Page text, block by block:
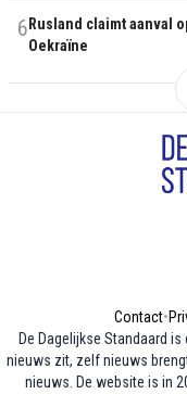
6 Rusland claimt aanval
Oekraïne
Contact•
De Dagelijkse Standaard
nieuws zit, zelf nieuws
nieuws. De website is in